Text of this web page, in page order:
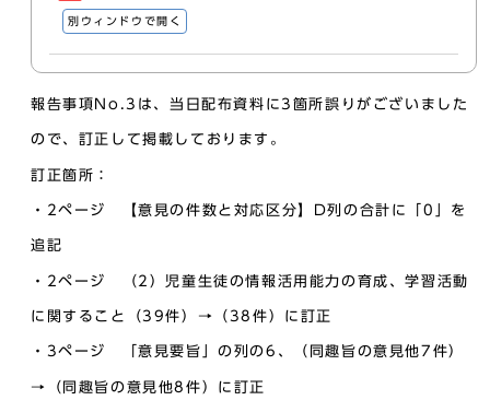
別ウィンドウで開く
報告事項No.3は、当日配布資料に3箇所誤りがございました
ので、訂正して掲載しております。
訂正箇所：
・2ページ 【意見の件数と対応区分】D列の合計に「0」を
追記
・2ページ （2）児童生徒の情報活用能力の育成、学習活動
に関すること（39件）→（38件）に訂正
・3ページ 「意見要旨」の列の6、（同趣旨の意見他7件）
→（同趣旨の意見他8件）に訂正